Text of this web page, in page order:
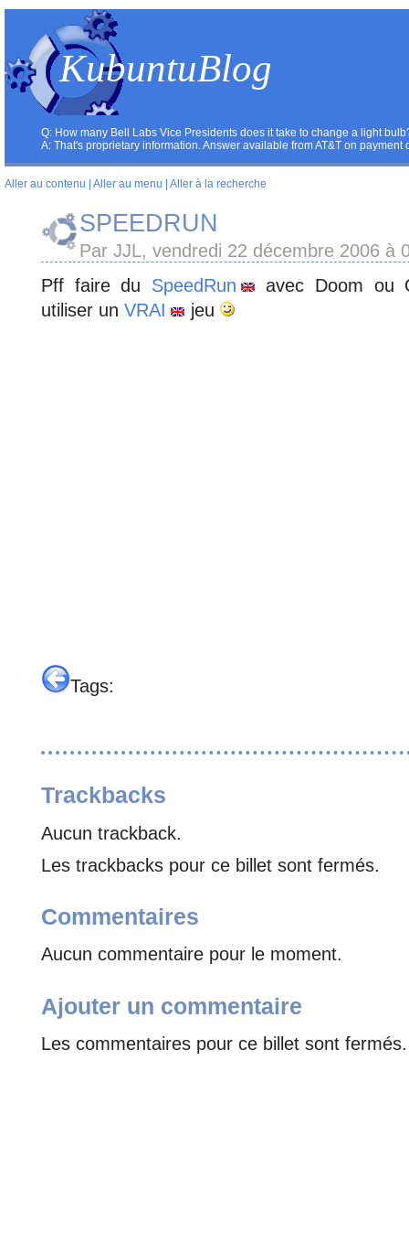
KubuntuBlog
Q: How many Bell Labs Vice Presidents does it take to change a light
A: That's proprietary information. Answer available from AT&T on payment
Aller au contenu Aller au menu Aller à la recherche
SPEEDRUN
Par JJL, vendredi 22 décembre 2006 à
Pff faire du SpeedRun
avec Doom ou
utiliser un VRAI jeu
Tags:
Trackbacks
Aucun trackback.
Les trackbacks pour ce billet sont fermés.
Commentaires
Aucun commentaire pour le moment.
Ajouter un commentaire
Les commentaires pour ce billet sont fermés.